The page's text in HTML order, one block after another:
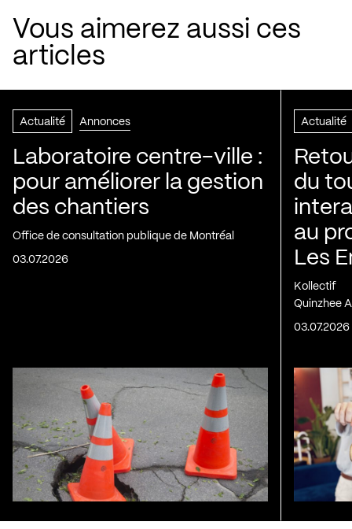
Vous aimerez aussi ces
articles
Actualité Annonces
Laboratoire centre-ville :
pour améliorer la gestion
des chantiers
Office de consultation publique de Montréal
03.07.2026
Actualité
du
au
Les
Kollectif
Quinzhee
03.07.2026